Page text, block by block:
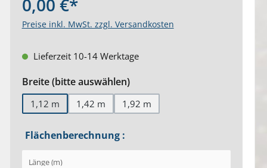
0,00 €*
Preise inkl. MwSt. zzgl. Versandkosten
Lieferzeit 10-14 Werktage
Breite (bitte auswählen)auswählen
1,12 m 1,42 m 1,92 m
Flächenberechnung :
Länge (m)